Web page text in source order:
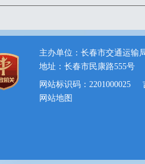
主办单位：长春市交通运输
地址：长春市民康路555号
网站标识码：2201000025
网站地图